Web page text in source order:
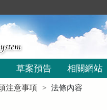
草案預告 相關網站
注意事項 法條內容